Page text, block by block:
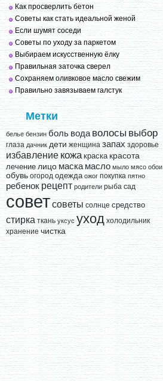
Как просверлить бетон
Советы как стать идеальной женой
Если шумят соседи
Советы по уходу за паркетом
Выбираем искусственную ёлку
Правильная заточка сверел
Сохраняем оливковое масло свежим
Правильно завязываем галстук
Метки
белье бензин боль вода волосы выбор
глаза дачник дети женщина запах здоровье
избавление кожа краска красота
лечение лицо маска масло мыло мясо обои
обувь огород одежда ожог покупка пятно
ребенок рецепт родители рыба сад
советсоветы солнце средство
стирка ткань уксус уход холодильник
хранение чистка